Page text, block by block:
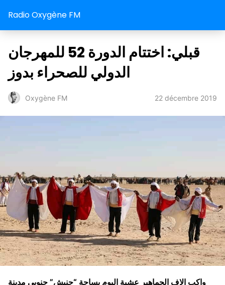
Radio Oxygène FM
قبلي: اختتام الدورة 52 للمهرجان
الدولي للصحراء بدوز
Oxygène FM 22 décembre 2019
واكب الاف الجماهير عشية اليوم بساحة “حنيش” جنوبي مدينة